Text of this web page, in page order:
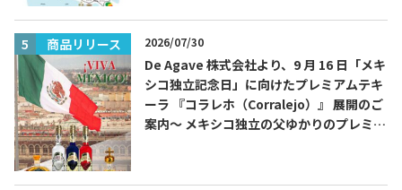
商品リリース 2026/07/30
De Agave 株式会社より、9 月 16 日「メキ
シコ独立記念日」に向けたプレミアムテキ
ーラ 『コラレホ（Corralejo）』 展開のご
案内〜 メキシコ独立の父ゆかりのプレミア